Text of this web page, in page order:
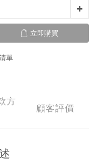
立即購買
單
方
顧客評價